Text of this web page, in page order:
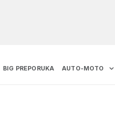
BIG PREPORUKA AUTO-MOTO